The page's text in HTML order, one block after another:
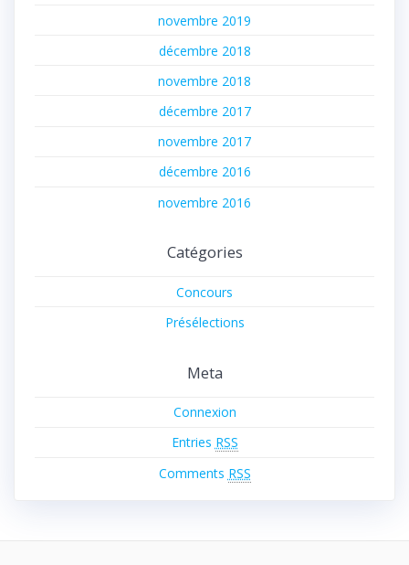
novembre 2019
décembre 2018
novembre 2018
décembre 2017
novembre 2017
décembre 2016
novembre 2016
Catégories
Concours
Présélections
Meta
Connexion
Entries RSS
Comments RSS